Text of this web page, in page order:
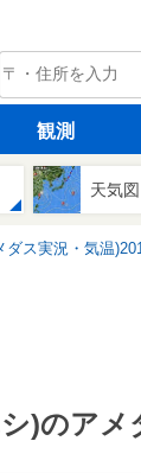
tenki.jp
観測
天気図
ダス実況・気温
)のアメ